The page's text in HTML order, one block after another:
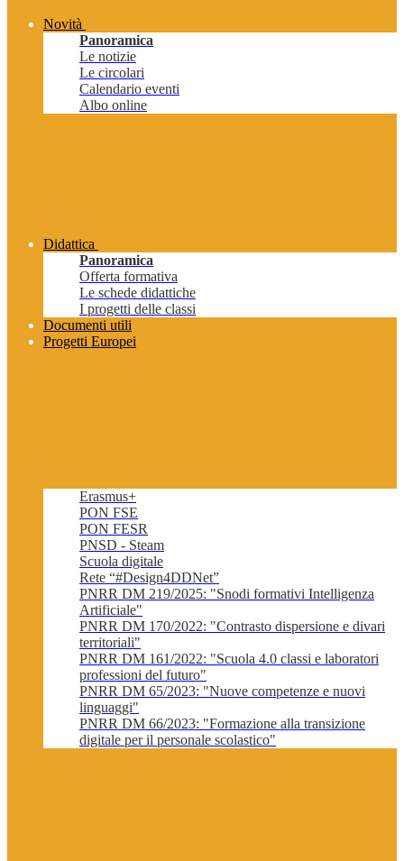
Novità
Panoramica
Le notizie
Le circolari
Calendario eventi
Albo online
Didattica
Panoramica
Offerta formativa
Le schede didattiche
I progetti delle classi
Documenti utili
Progetti Europei
Erasmus+
PON FSE
PON FESR
PNSD - Steam
Scuola digitale
Rete “#Design4DDNet”
PNRR DM 219/2025: "Snodi formativi Intelligenza
Artificiale"
PNRR DM 170/2022: "Contrasto dispersione e divari
territoriali"
PNRR DM 161/2022: "Scuola 4.0 classi e laboratori
professioni del futuro"
PNRR DM 65/2023: "Nuove competenze e nuovi
linguaggi"
PNRR DM 66/2023: "Formazione alla transizione
digitale per il personale scolastico"